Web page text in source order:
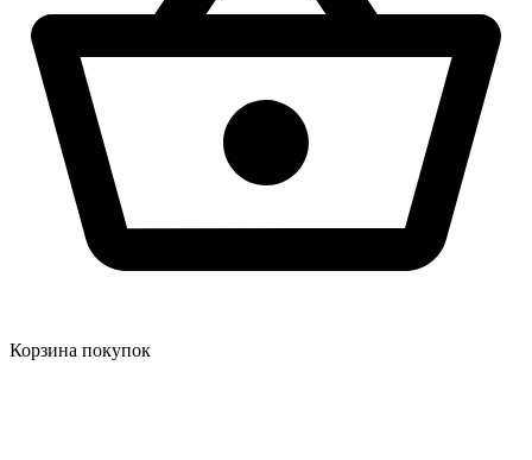
Корзина покупок